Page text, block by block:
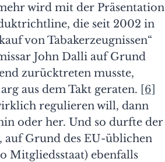
wird mit der Präsentation
die seit 2002 in
von Tabakerzeugnissen“
John Dalli auf Grund
zurücktreten musste,
aus dem Takt geraten. [6]
regulieren will, dann
oder her. Und so durfte der
auf Grund des EU-üblichen
Mitgliedsstaat) ebenfalls